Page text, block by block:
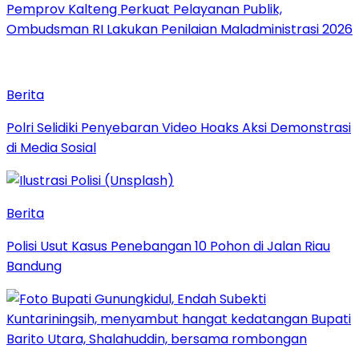
Pemprov Kalteng Perkuat Pelayanan Publik,
Ombudsman RI Lakukan Penilaian Maladministrasi 2026
Berita
Polri Selidiki Penyebaran Video Hoaks Aksi Demonstrasi
di Media Sosial
Berita
Polisi Usut Kasus Penebangan 10 Pohon di Jalan Riau
Bandung